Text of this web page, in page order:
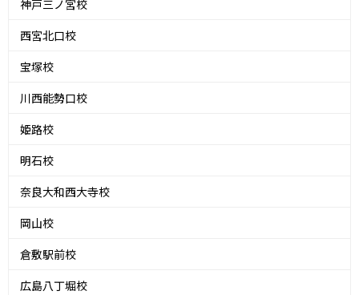
神戸三ノ宮校
西宮北口校
宝塚校
川西能勢口校
姫路校
明石校
奈良大和西大寺校
岡山校
倉敷駅前校
広島八丁堀校